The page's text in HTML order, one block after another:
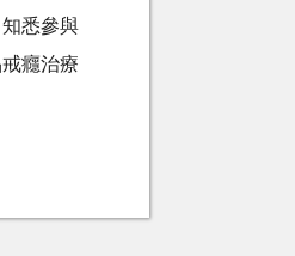
悉參與
癮治療